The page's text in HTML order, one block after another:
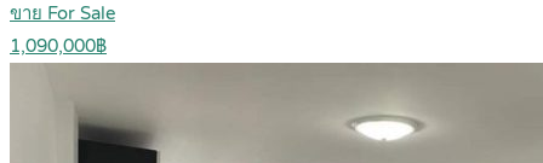
ขาย For Sale
1,090,000฿